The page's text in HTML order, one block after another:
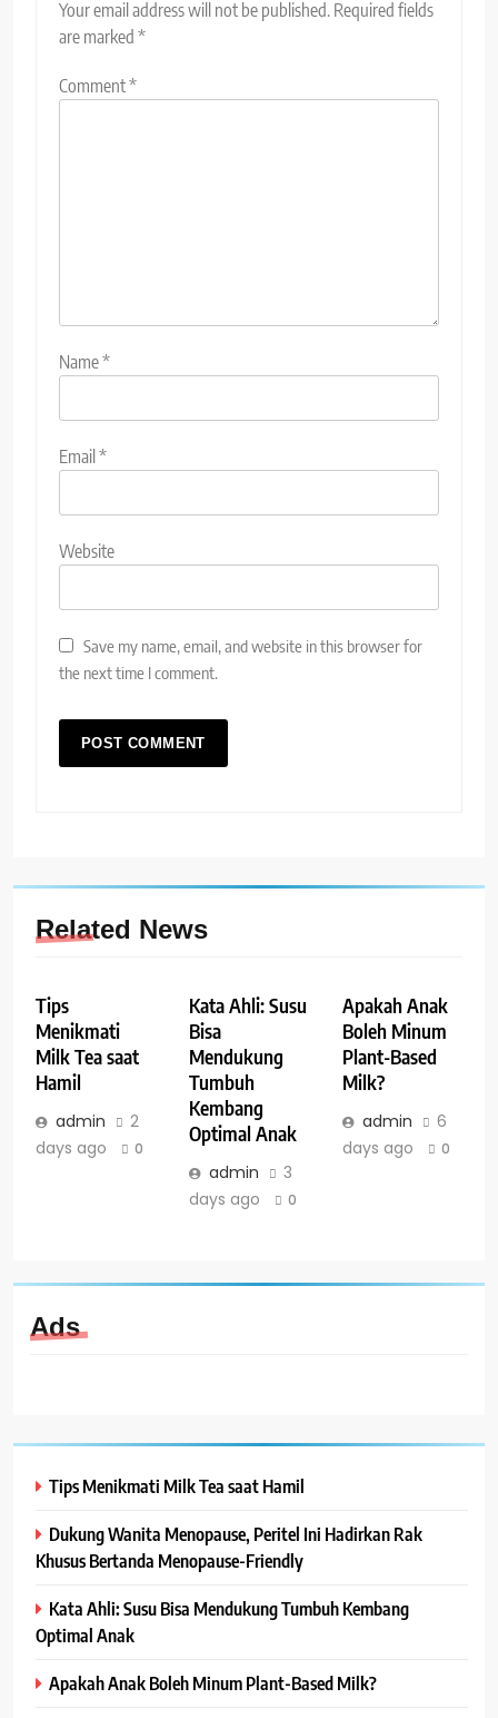
Your email address will not be published. Required fields
are marked *
Comment*
Name*
Email *
Website
Save my name, email, and website in this browser for
the next time I comment.
Related News
Tips
Menikmati
Milk Tea saat
Hamil
admin
2
days ago
0
Kata Ahli: Susu
Bisa
Mendukung
Tumbuh
Kembang
Optimal Anak
admin
3
days ago
0
Apakah Anak
Boleh Minum
Plant-Based
Milk?
admin
6
days ago
0
Ads
Tips Menikmati Milk Tea saat Hamil
Dukung Wanita Menopause, Peritel Ini Hadirkan Rak
Khusus Bertanda Menopause-Friendly
Kata Ahli: Susu Bisa Mendukung Tumbuh Kembang
Optimal Anak
Apakah Anak Boleh Minum Plant-Based Milk?